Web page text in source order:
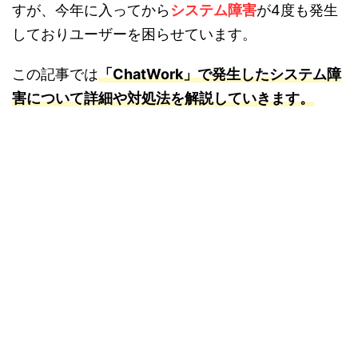
すが、今年に入ってからシステム障害が4度も発生
しておりユーザーを困らせています。
この記事では「ChatWork」で発生したシステム障
害について詳細や対処法を解説していきます。